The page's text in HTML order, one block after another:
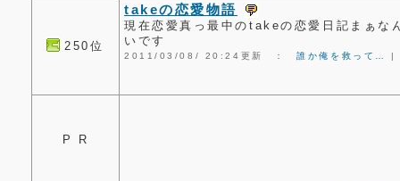
250位
takeの恋愛物語
現在恋愛真っ最中のtakeの恋愛日記まぁな
いです
2011/03/08/ 20:24更新 ：誰か俺を救って…
P R